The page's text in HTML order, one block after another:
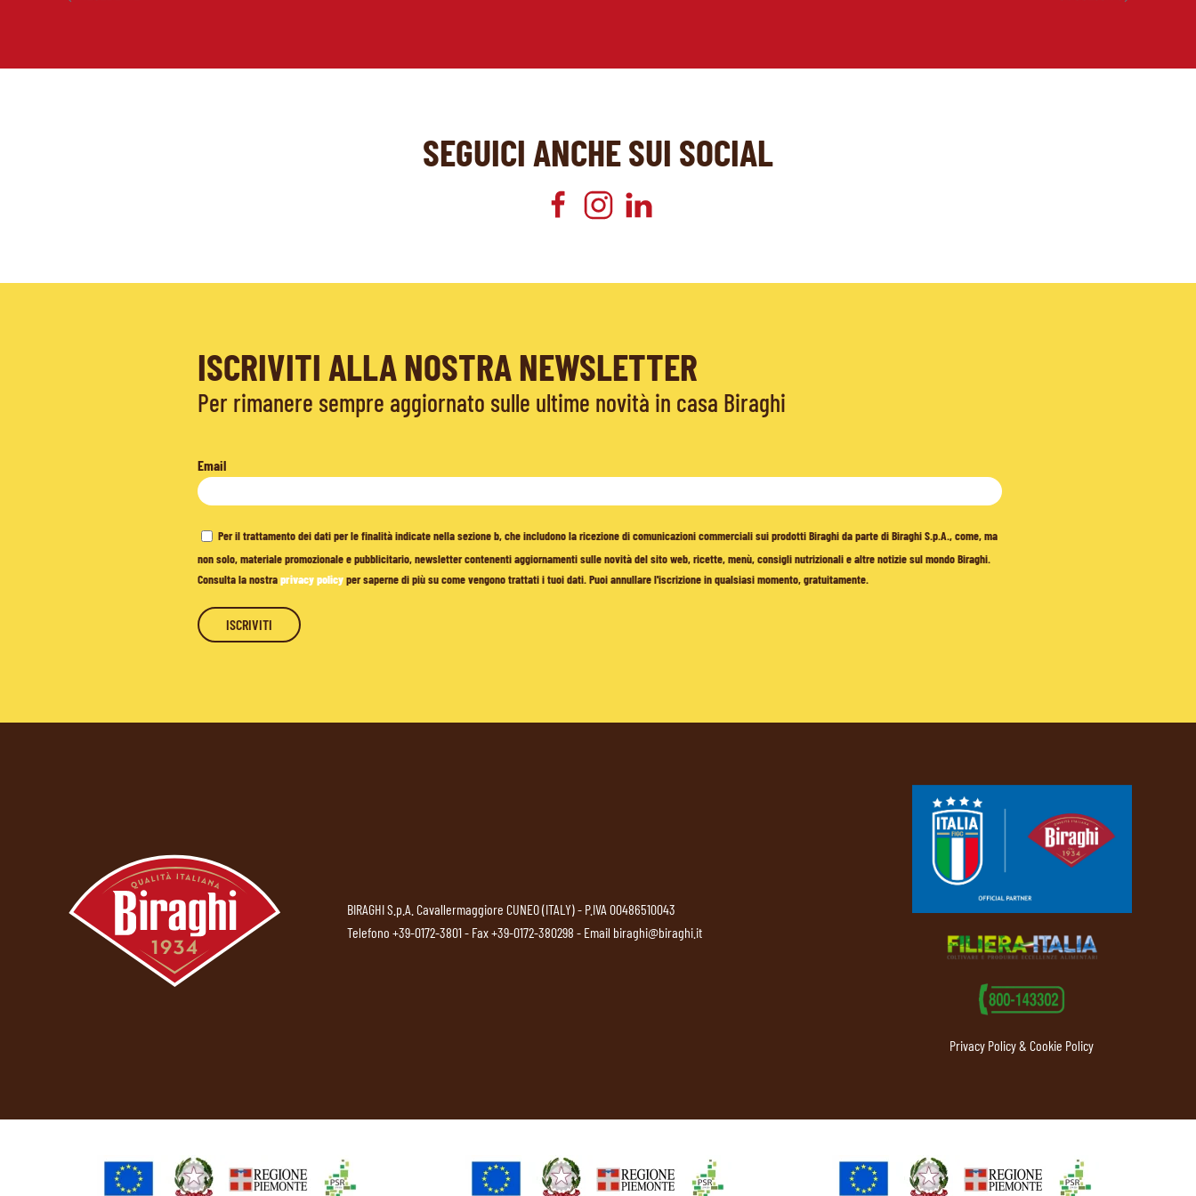
SEGUICI ANCHE SUI SOCIAL
ISCRIVITI ALLA NOSTRA NEWSLETTER
Per rimanere sempre aggiornato sulle ultime novità in casa Biraghi
Email
Per il trattamento dei dati per le finalità indicate nella sezione b, che includono la ricezione di comunicazioni commerciali sui prodotti Biraghi da parte di Biraghi S.p.A., come, ma
non solo, materiale promozionale e pubblicitario, newsletter contenenti aggiornamenti sulle novità del sito web, ricette, menù, consigli nutrizionali e altre notizie sul mondo Biraghi.
Consulta la nostraprivacy policyper saperne di più su come vengono trattati i tuoi dati. Puoi annullare l'iscrizione in qualsiasi momento, gratuitamente.
BIRAGHI S.p.A. Cavallermaggiore CUNEO (ITALY) - P.IVA 00486510043
Telefono +39-0172-3801- Fax +39-0172-380298 - Email biraghi@biraghi.it
Privacy Policy & Cookie Policy